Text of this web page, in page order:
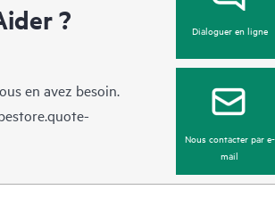
?
en avez besoin.
Dialoguer en ligne
Nous contacter par e-
mail